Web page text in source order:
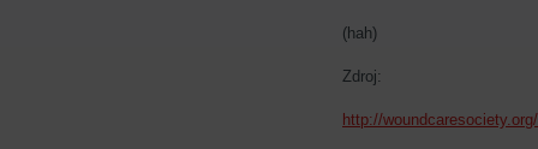
(hah)
Zdroj:
http://